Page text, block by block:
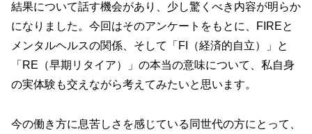
結果について話す機会があり、少し驚くべき内容が明らか
になりました。今回はそのアンケートをもとに、FIREと
メンタルヘルスの関係、そして「FI（経済的自立）」と
「RE（早期リタイア）」の本当の意味について、私自身
の実体験も交えながら考えてみたいと思います。
今の働き方に息苦しさを感じている同世代の方にとって、